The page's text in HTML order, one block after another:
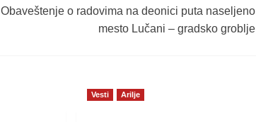
Obaveštenje o radovima na deonici puta naseljeno
mesto Lučani – gradsko groblje
Vesti Arilje